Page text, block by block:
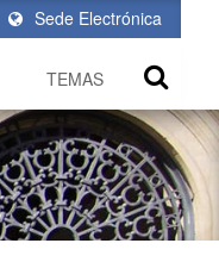
Sede Electrónica
TEMAS